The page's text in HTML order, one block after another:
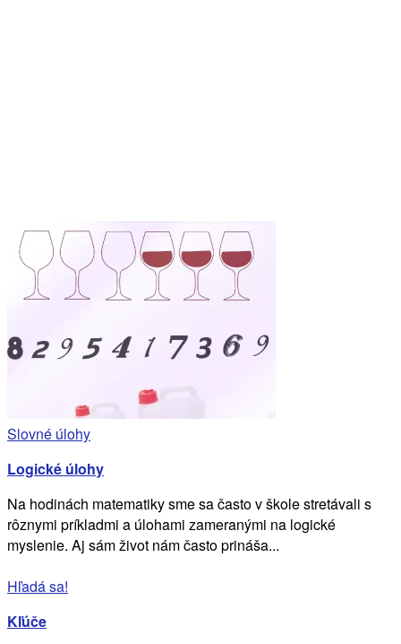
Slovné úlohy
Logické úlohy
Na hodinách matematiky sme sa často v škole stretávali s
rôznymi príkladmi a úlohami zameranými na logické
myslenie. Aj sám život nám často prináša...
Hľadá sa!
Kľúče